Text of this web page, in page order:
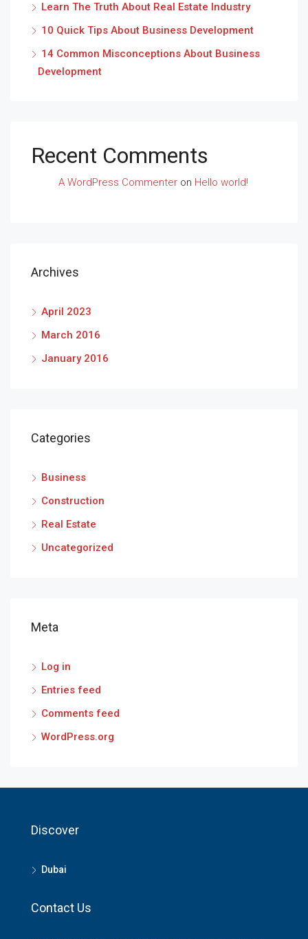
Learn The Truth About Real Estate Industry
10 Quick Tips About Business Development
14 Common Misconceptions About Business
Development
Recent Comments
A WordPress Commenter on Hello world!
Archives
April 2023
March 2016
January 2016
Categories
Business
Construction
Real Estate
Uncategorized
Meta
Log in
Entries feed
Comments feed
WordPress.org
Discover
Dubai
Contact Us